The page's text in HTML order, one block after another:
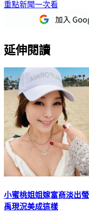
重點新聞一次看
延伸閱讀
小蜜桃姐姐嫁富商淡出
禹現況美成這樣